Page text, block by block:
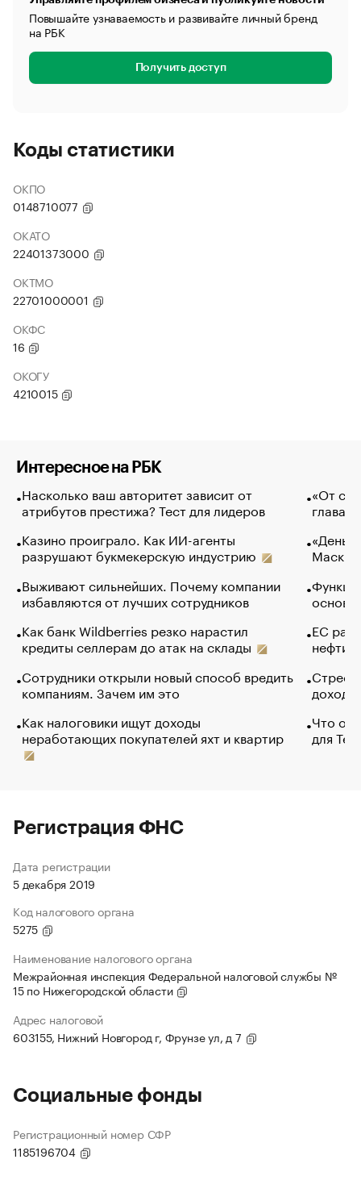
Повышайте узнаваемость и развивайте личный бренд
на РБК
Получить доступ
Коды статистики
ОКПО
0148710077
ОКАТО
22401373000
ОКТМО
22701000001
ОКФС
16
ОКОГУ
4210015
Интересное на РБК
Насколько ваш авторитет зависит от
атрибутов престижа? Тест для лидеров
Казино проиграло. Как ИИ-агенты
разрушают букмекерскую индустрию
Выживают сильнейших. Почему компании
избавляются от лучших сотрудников
Как банк Wildberries резко нарастил
кредиты селлерам до атак на склады
Сотрудники открыли новый способ вредить
компаниям. Зачем им это
Как налоговики ищут доходы
неработающих покупателей яхт и квартир
«От
глава
Маск в
основ
ЕС
нефти
Что
для
Регистрация ФНС
Дата регистрации
5 декабря 2019
Код налогового органа
5275
Наименование налогового органа
Межрайонная инспекция Федеральной налоговой службы №
15 по Нижегородской области
Адрес налоговой
603155, Нижний Новгород г, Фрунзе ул, д 7
Социальные фонды
Регистрационный номер СФР
1185196704